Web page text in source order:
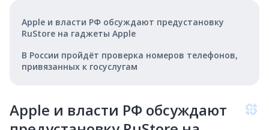
Apple и власти РФ обсуждают предустановку
RuStore на гаджеты Apple
В России пройдёт проверка номеров телефонов,
привязанных к госуслугам
Apple и власти РФ обсуждают